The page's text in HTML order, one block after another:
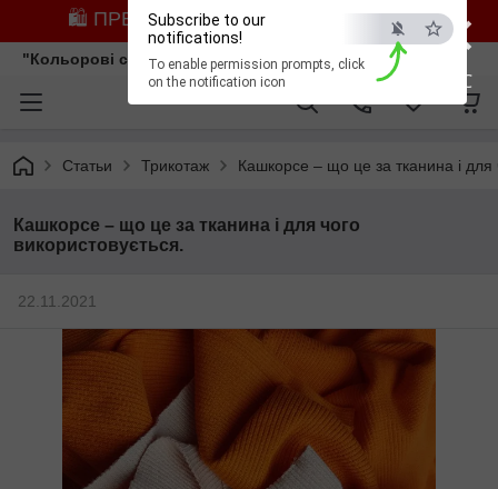
×
ESC
Subscribe to our
notifications!
To enable permission prompts, click
on the notification icon
🛍️ ПРЕДЗАМОВЛЕННЯ ЗІ ЗНИЖКОЮ
"Кольорові сни"
Статьи Трикотаж Кашкорсе – що це за тканина і для
Кашкорсе – що це за тканина і для чого
використовується.
22.11.2021